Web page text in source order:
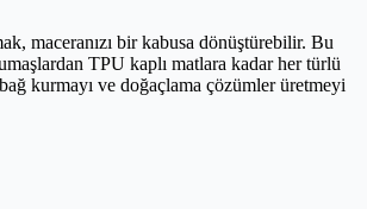
maceranızı bir kabusa dönüştürebilir. Bu
TPU kaplı matlara kadar her türlü
kurmayı ve doğaçlama çözümler üretmeyi